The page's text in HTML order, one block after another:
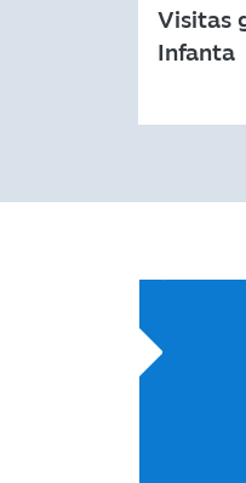
Visitas
Infanta